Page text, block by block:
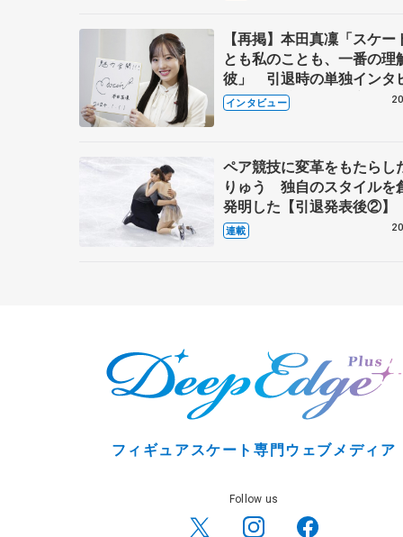
【再掲】本田真凜「スケー
とも私のことも、一番の理
彼」 引退時の単独インタ
で語った競技人生や家族、
これからの夢…
インタビュー
ペア競技に変革をもたらし
りゅう 独自のスタイルを
発明した【引退発表後②】
連載
フィギュアスケート専門ウェブメディア
Follow us